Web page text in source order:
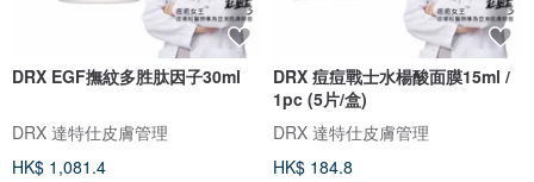
DRX EGF撫紋多胜肽因子30ml
DRX 達特仕皮膚管理
HK$ 1,081.4
DRX 痘痘戰士水楊酸面膜15ml /
1pc (5片/盒)
DRX 達特仕皮膚管理
HK$ 184.8